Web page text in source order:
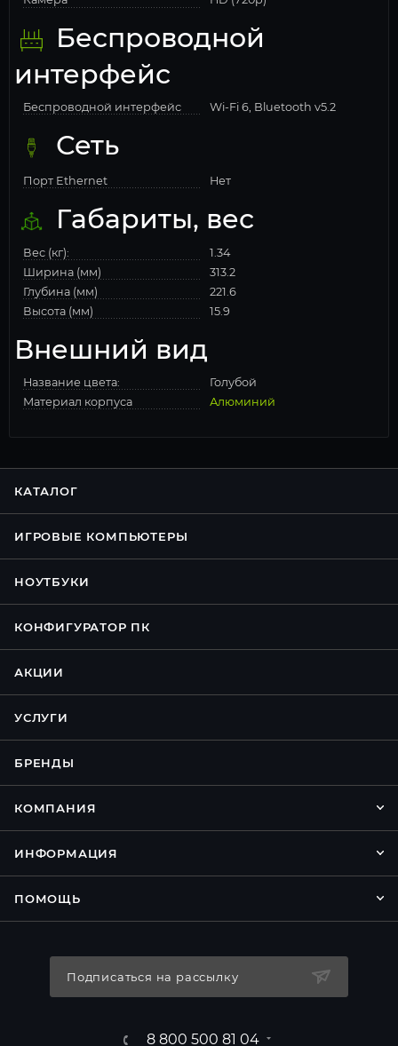
Беспроводной
интерфейс
Беспроводной интерфейс Wi-Fi 6, Bluetooth v5.2
Сеть
Порт Ethernet Нет
Габариты, вес
Вес (кг):
1.34
Ширина (мм)
313.2
Глубина (мм)
221.6
Высота (мм)
15.9
Внешний вид
Название цвета:
Голубой
Материал корпуса
Алюминий
КАТАЛОГ
ИГРОВЫЕ КОМПЬЮТЕРЫ
НОУТБУКИ
КОНФИГУРАТОР ПК
АКЦИИ
УСЛУГИ
БРЕНДЫ
КОМПАНИЯ
ИНФОРМАЦИЯ
ПОМОЩЬ
Подписаться на рассылку
8 800 500 81 04